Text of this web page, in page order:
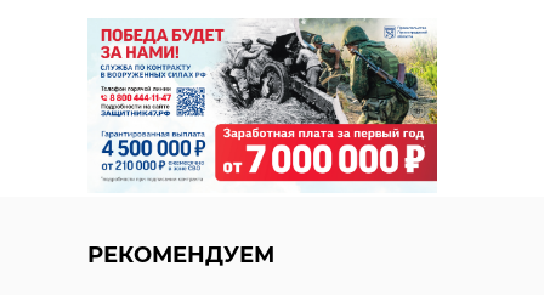
РЕКОМЕНДУЕМ